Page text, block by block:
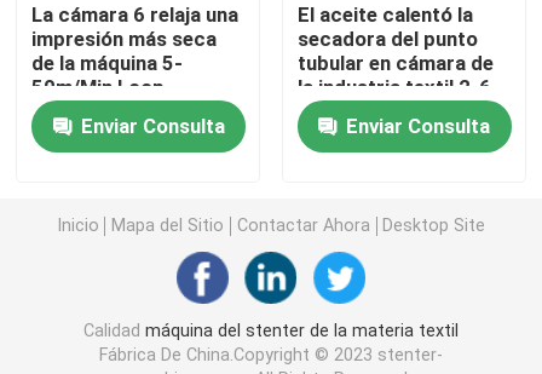
Impresora de materia textil
Secadora de la caída
Relaje una máquina más seca
La cámara 6 relaja una
impresión más seca
de la máquina 5-
50m/Min Loop
Steamer Fabric After
Enviar Consulta
El aceite calentó la
secadora del punto
tubular en cámara de
la industria textil 2-6
Enviar Consulta
Inicio Mapa del Sitio Contactar Ahora Desktop Site
Calidad máquina del stenter de la materia textil
Fábrica De China.Copyright © 2023 stenter-